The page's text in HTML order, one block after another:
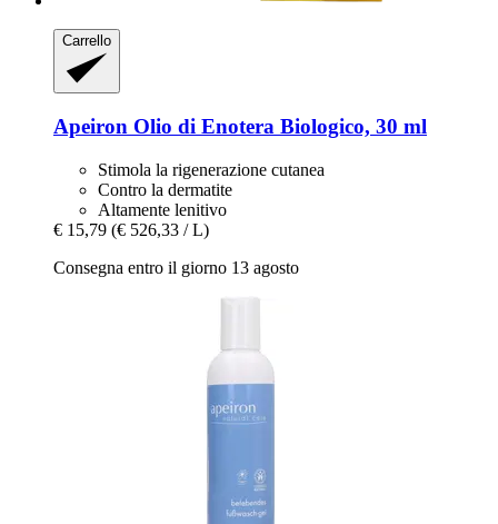
Carrello
Apeiron Olio di Enotera Biologico, 30 ml
Stimola la rigenerazione cutanea
Contro la dermatite
Altamente lenitivo
€ 15,79 (€ 526,33 / L)
Consegna entro il giorno 13 agosto